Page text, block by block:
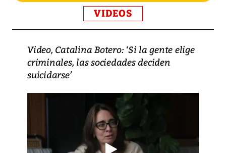
VIDEOS
Video, Catalina Botero: ‘Si la gente elige
criminales, las sociedades deciden
suicidarse’